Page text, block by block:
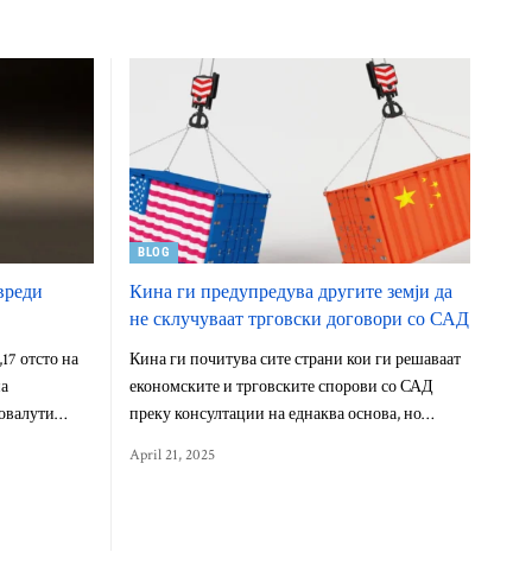
отсто на
BLOG
Кина ги предупредува другите земји да
не склучуваат трговски договори со САД
Кина ги почитува сите страни кои ги решаваат
економските и трговските спорови со САД
преку консултации на еднаква основа, но…
April 21, 2025